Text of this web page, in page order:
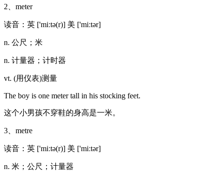
2、meter
读音：英 ['miːtə(r)] 美 ['miːtər]
n. 公尺；米
n. 计量器；计时器
vt. (用仪表)测量
The boy is one meter tall in his stocking feet.
这个小男孩不穿鞋的身高是一米。
3、metre
读音：英 ['miːtə(r)] 美 ['miːtər]
n. 米；公尺；计量器